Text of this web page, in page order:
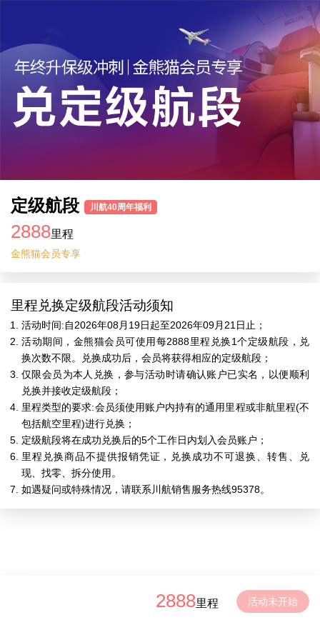
定级航段 川航40周年福利
2888里程
金熊猫会员专享
里程兑换定级航段活动须知
活动时间:自2026年08月19日起至2026年09月21日止；
活动期间，金熊猫会员可使用每2888里程兑换1个定级航段，兑
换次数不限。兑换成功后，会员将获得相应的定级航段；
仅限会员为本人兑换，参与活动时请确认账户已实名，以便顺利
兑换并接收定级航段；
里程类型的要求:会员须使用账户内持有的通用里程或非航里程(不
包括航空里程)进行兑换；
定级航段将在成功兑换后的5个工作日内划入会员账户；
里程兑换商品不提供报销凭证，兑换成功不可退换、转售、兑
现、找零、拆分使用。
如遇疑问或特殊情况，请联系川航销售服务热线95378。
2888里程 活动未开始